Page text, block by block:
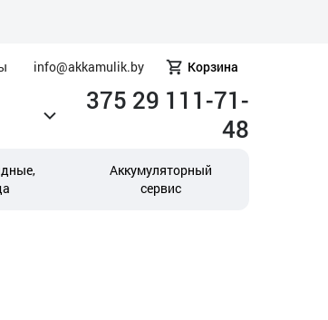
info@akkamulik.by Корзина
375 29 111-71-
48
Аккумуляторный
сервис